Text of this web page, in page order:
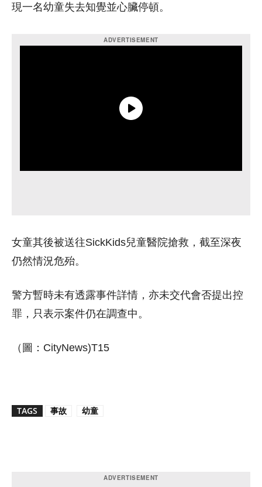
現一名幼童失去知覺並心臟停頓。
女童其後被送往SickKids兒童醫院搶救，截至深夜
仍然情況危殆。
警方暫時未有透露事件詳情，亦未交代會否提出控
罪，只表示案件仍在調查中。
（圖：CityNews)T15
TAGS 事故 幼童